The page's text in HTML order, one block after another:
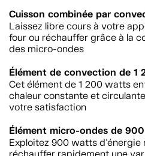
Cuisson combinée par
Laissez libre cours à votre
four ou réchauffer grâce à la
des micro-ondes
Élément de convection de 1
Cet élément de 1 200 watts
chaleur constante et
votre satisfaction
Élément micro-ondes de
Exploitez 900 watts